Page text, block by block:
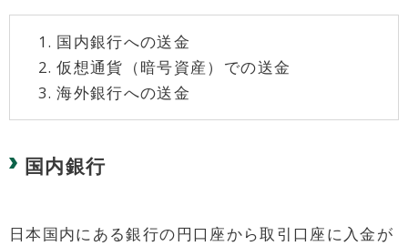
国内銀行への送金
仮想通貨（暗号資産）での送金
海外銀行への送金
国内銀行
日本国内にある銀行の円口座から取引口座に入金が